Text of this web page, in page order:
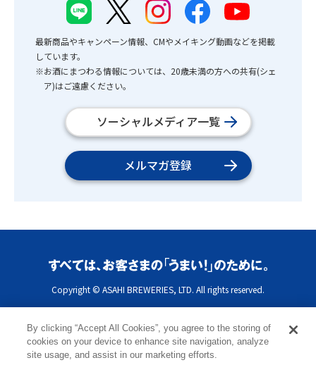
最新商品やキャンペーン情報、CMやメイキング動画などを掲載
しています。
※お酒にまつわる情報については、20歳未満の方への共有(シェ
ア)はご遠慮ください。
ソーシャルメディア一覧
メルマガ登録
Copyright © ASAHI BREWERIES, LTD. All rights reserved.
By clicking “Accept All Cookies”, you agree to the storing of
cookies on your device to enhance site navigation, analyze
site usage, and assist in our marketing efforts.